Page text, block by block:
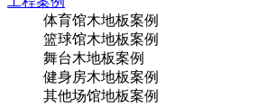
体育馆木地板案例
篮球馆木地板案例
舞台木地板案例
健身房木地板案例
其他场馆地板案例